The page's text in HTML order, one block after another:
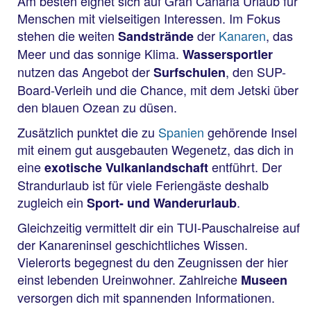
Menschen mit vielseitigen Interessen. Im Fokus
stehen die weiten Sandsträndeder Kanaren, das
Meer und das sonnige Klima. Wassersportler
nutzen das Angebot derSurfschulen, den SUP-
Board-Verleih und die Chance, mit dem Jetski über
den blauen Ozean zu düsen.
Zusätzlich punktet die zu Spanien gehörende Insel
mit einem gut ausgebauten Wegenetz, das dich in
eineexotische Vulkanlandschaftentführt. Der
Strandurlaub ist für viele Feriengäste deshalb
zugleich ein Sport- und Wanderurlaub.
Gleichzeitig vermittelt dir ein TUI-Pauschalreise auf
der Kanareninsel geschichtliches Wissen.
Vielerorts begegnest du den Zeugnissen der hier
einst lebenden Ureinwohner. Zahlreiche Museen
versorgen dich mit spannenden Informationen.